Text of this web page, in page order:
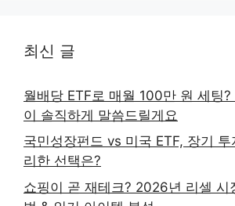
최신 글
월배당 ETF로 매월 100만 원 세팅
이 솔직하게 말씀드릴게요
국민성장펀드 vs 미국 ETF, 장기
리한 선택은?
쇼핑이 곧 재테크? 2026년 리셀 시